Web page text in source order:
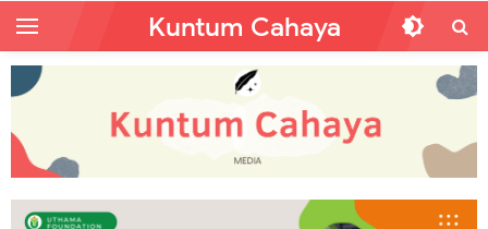
Kuntum Cahaya